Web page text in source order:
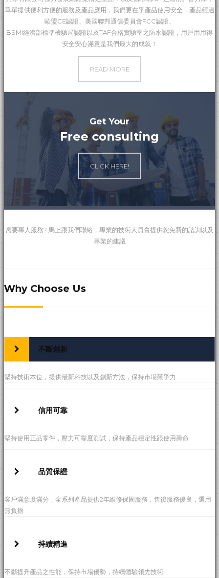
共享辦公室
單單提供便利方便的服務及產品應用，我們更在乎產品使用安全，產品經過
歐盟CE認證、美國聯邦通信委員會FCC認證、
BSMI經濟部標準檢驗局認證以及TAF合格實驗室之防水認證，用戶用用得
安全安心滿意是我們最大的成就！
READ MORE
Get Your
Free consulting
CLICK HERE!
需要專人服務? 馬上跟我們聯絡，專業的技術人員會提供您免費的諮詢以及
專業的建議
Why Choose Us
不斷創新
堅持技術本位，提供最新科技以及創新方法，保持市場競爭力
信用可靠
堅持使用正品零件，壓力可靠度測試，保持產品穩定性跟使用壽命
品質保證
客戶滿意度滿分，全系列產品提供2年維修保固服務，售後服務優良，選用
無負擔
持續精進
不斷提升產品之性能，保持市場優勢，持續體驗領先技術